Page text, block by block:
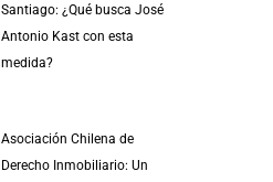
Santiago: ¿Qué busca José
Antonio Kast con esta
medida?
Asociación Chilena de
Derecho Inmobiliario: Un